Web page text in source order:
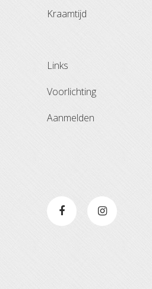
kraamtijd
links
voorlichting
aanmelden